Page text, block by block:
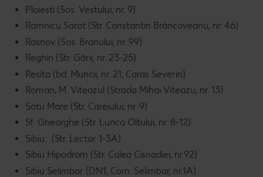
Ploiesti (Sos. Vestului, nr. 9)
Ramnicu Sarat (Str. Constantin Brâncoveanu, nr. 46)
Rasnov (Sos. Branului, nr. 99)
Reghin (Str. Gării, nr. 23-25)
Resita (bd. Muncii, nr. 21, Caras Severin)
Roman, M. Viteazul (Strada Mihai Viteazu, nr. 13)
Satu Mare (Str. Careiului, nr. 9)
Sf. Gheorghe (Str. Lunca Oltului, nr. 8-12)
Sibiu (Str. Lector 1-3A)
Sibiu Hipodrom (Str. Calea Cisnadiei, nr.92)
Sibiu Selimbar (DN1, Com. Selimbar, nr.1A)